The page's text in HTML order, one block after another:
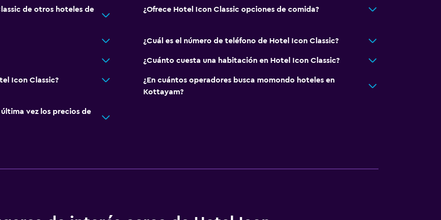
de otros hoteles de ¿Ofrece Hotel Icon Classic opciones de comida?
¿Cuál es el número de teléfono de Hotel Icon Classic?
¿Cuánto cuesta una habitación en Hotel Icon Classic?
Icon Classic?
¿En cuántos operadores busca momondo hoteles en
Kottayam?
vez los precios de